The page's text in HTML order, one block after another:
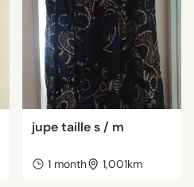
jupe taille s / m
1 month 1,001km